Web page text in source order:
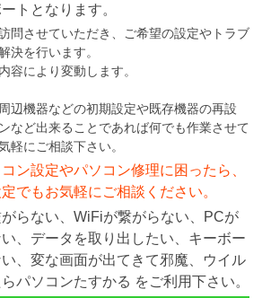
トとなります。
問させていただき、ご希望の設定やトラブ
決を行います。
容により変動します。
辺機器などの初期設定や既存機器の再設
など出来ることであれば何でも作業させて
軽にご相談下さい。
ン設定やパソコン修理に困ったら、
でもお気軽にご相談ください。
らない、WiFiが繋がらない、PCが
、データを取り出したい、キーボー
、変な画面が出てきて邪魔、ウイル
パソコンたすかる をご利用下さい。